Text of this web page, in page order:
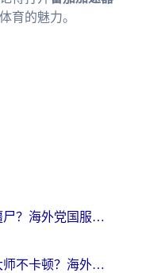
育的魅力。
欧洲如何玩植物大战僵尸？海外党国服游戏加速避坑指南（附实测对比）
澳大利亚怎么玩节奏大师不卡顿？海外党国服游戏加速终极指南